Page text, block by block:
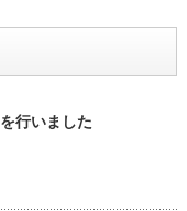
行いました